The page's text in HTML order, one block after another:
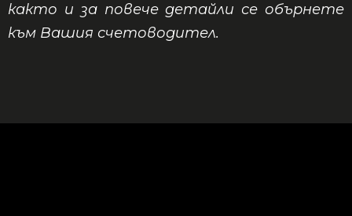
както и за повече детайли се обърнете
към Вашия счетоводител.